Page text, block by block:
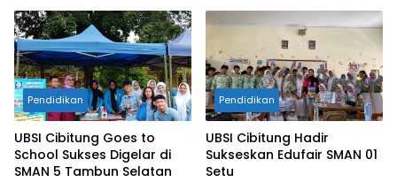
Pendidikan
UBSI Cibitung Goes to
School Sukses Digelar di
SMAN 5 Tambun Selatan
Pendidikan
UBSI Cibitung Hadir
Sukseskan Edufair SMAN 01
Setu